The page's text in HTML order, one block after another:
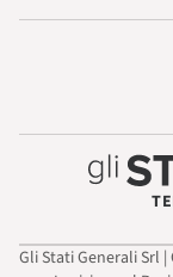
Gli Stati Generali Srl |